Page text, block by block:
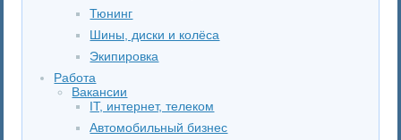
Тюнинг
Шины, диски и колёса
Экипировка
Работа
Вакансии
IT, интернет, телеком
Автомобильный бизнес